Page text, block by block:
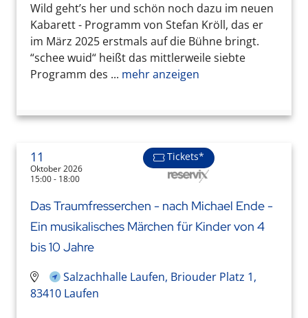
Wild geht’s her und schön noch dazu im neuen
Kabarett - Programm von Stefan Kröll, das er
im März 2025 erstmals auf die Bühne bringt.
“schee wuid“ heißt das mittlerweile siebte
Programm des ... mehr anzeigen
11
Oktober 2026
15:00 - 18:00
Tickets*
Das Traumfresserchen - nach Michael Ende -
Ein musikalisches Märchen für Kinder von 4
bis 10 Jahre
Salzachhalle Laufen, Briouder Platz 1,
83410 Laufen